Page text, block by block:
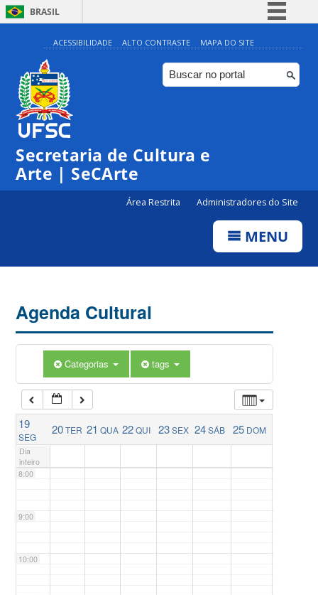
BRASIL
Simplifique!
Comunica BR
Participe
ACESSIBILIDADE ALTO CONTRASTE MAPA DO SITE
Secretaria de Cultura e
Arte | SeCArte
Área Restrita Administradores do Site
MENU
Agenda Cultural
Categorias tags
19
SEG
20TER 21 QUA 22QUI 23SEX 24SÁB 25 DOM
Dia
inteiro
0:00
1:00
5:00
6:00
7:00
8:00
9:00
10:00